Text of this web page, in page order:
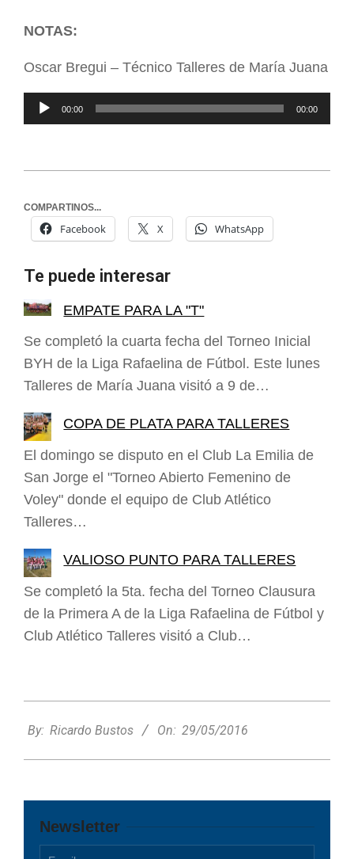
NOTAS:
Oscar Bregui – Técnico Talleres de María Juana
Reproductor
de
00:00 00:00
COMPARTINOS...
Facebook X WhatsApp
Te puede interesar
EMPATE PARA LA "T"
Se completó la cuarta fecha del Torneo Inicial
BYH de la Liga Rafaelina de Fútbol. Este lunes
Talleres de María Juana visitó a 9 de…
COPA DE PLATA PARA TALLERES
El domingo se disputo en el Club La Emilia de
San Jorge el "Torneo Abierto Femenino de
Voley" donde el equipo de Club Atlético
Talleres…
VALIOSO PUNTO PARA TALLERES
Se completó la 5ta. fecha del Torneo Clausura
de la Primera A de la Liga Rafaelina de Fútbol y
Club Atlético Talleres visitó a Club…
05-
By: Ricardo Bustos On: 29/05/2016
Newsletter